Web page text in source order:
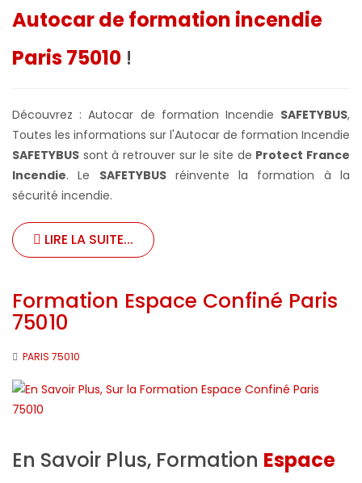
Autocar de formation incendie
Paris 75010 !
Découvrez : Autocar de formation Incendie SAFETYBUS,
Toutes les informations sur l'Autocar de formation Incendie
SAFETYBUS sont à retrouver sur le site de Protect France
Incendie. Le SAFETYBUSréinvente la formation à la
sécurité incendie.
LIRE LA SUITE...
Formation Espace Confiné Paris
75010
PARIS 75010
En Savoir Plus, Formation Espace